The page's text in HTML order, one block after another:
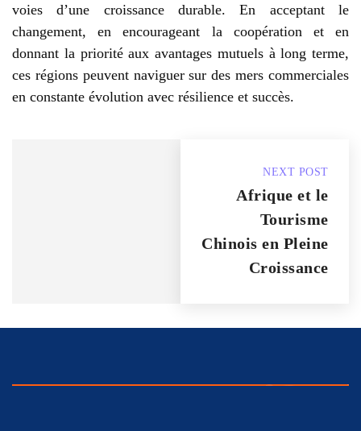
voies d’une croissance durable. En acceptant le
changement, en encourageant la coopération et en
donnant la priorité aux avantages mutuels à long terme,
ces régions peuvent naviguer sur des mers commerciales
en constante évolution avec résilience et succès.
NEXT POST
Afrique et le
Tourisme
Chinois en Pleine
Croissance